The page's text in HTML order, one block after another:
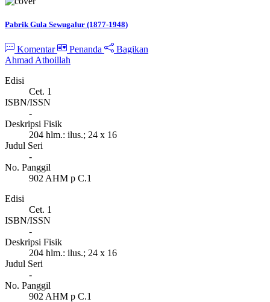
Pabrik Gula Sewugalur (1877-1948)
Komentar Penanda
Bagikan
Ahmad Athoillah
Edisi
Cet. 1
ISBN/ISSN
-
Deskripsi Fisik
204 hlm.: ilus.; 24 x 16
Judul Seri
-
No. Panggil
902 AHM p C.1
Edisi
Cet. 1
ISBN/ISSN
-
Deskripsi Fisik
204 hlm.: ilus.; 24 x 16
Judul Seri
-
No. Panggil
902 AHM p C.1